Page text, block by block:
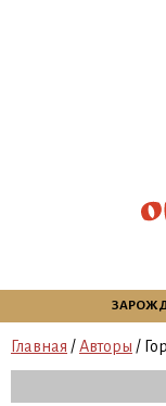
Главная /Авторы /